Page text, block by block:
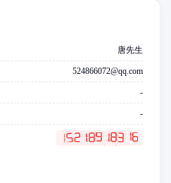
唐先生
524866072@qq.com
-
-